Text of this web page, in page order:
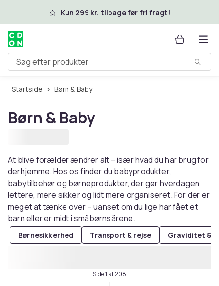
Spring til hovedindhold
Kun 299 kr. tilbage før fri fragt!
Søg efter produkter
Startside Børn & Baby
Børn & Baby
At blive forælder ændrer alt – især hvad du har brug for
derhjemme. Hos os finder du babyprodukter,
babytilbehør og børneprodukter, der gør hverdagen
lettere, mere sikker og lidt mere organiseret. For der er
meget at tænke over – uanset om du lige har fået et
barn eller er midt i småbørnsårene.
Børnesikkerhed Transport & rejse Graviditet &
Side 1 af 208